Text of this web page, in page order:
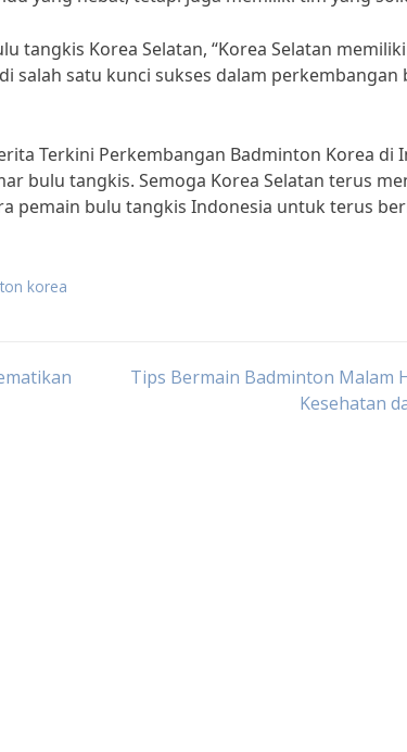
tangkis Korea Selatan, “Korea Selatan
salah satu kunci sukses dalam perkembangan
Terkini Perkembangan Badminton Korea di
bulu tangkis. Semoga Korea Selatan terus
pemain bulu tangkis Indonesia untuk terus
korea
Tips Bermain Badminton Malam
Kesehatan